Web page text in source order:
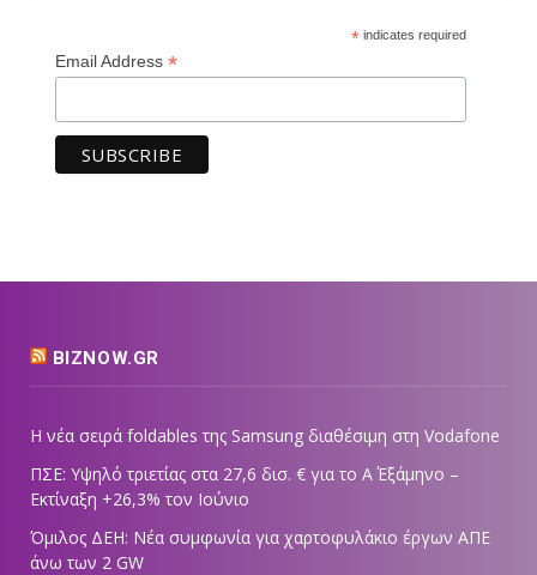
*indicates required
Email Address *
BIZNOW.GR
Η νέα σειρά foldables της Samsung διαθέσιμη στη Vodafone
ΠΣΕ: Υψηλό τριετίας στα 27,6 δισ. € για το Α΄ Εξάμηνο –
Εκτίναξη +26,3% τον Ιούνιο
Όμιλος ΔΕΗ: Νέα συμφωνία για χαρτοφυλάκιο έργων ΑΠΕ
άνω των 2 GW